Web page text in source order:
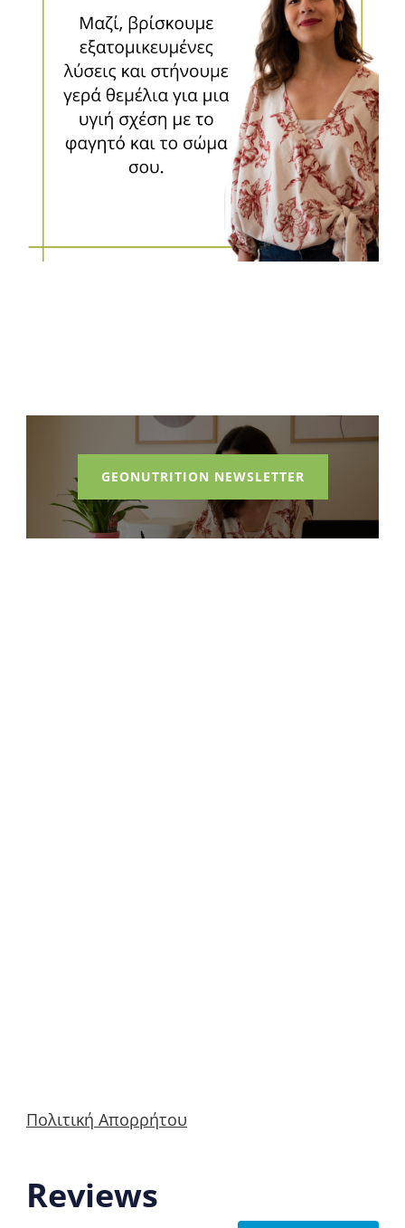
GEONUTRITION NEWSLETTER
Πολιτική Απορρήτου
Reviews